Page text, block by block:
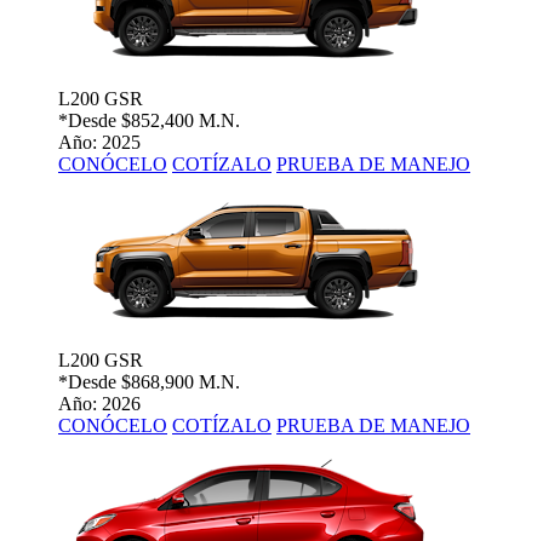
L200 GSR
*Desde $852,400 M.N.
Año: 2025
CONÓCELO COTÍZALO PRUEBA DE MANEJO
L200 GSR
*Desde $868,900 M.N.
Año: 2026
CONÓCELO COTÍZALO PRUEBA DE MANEJO